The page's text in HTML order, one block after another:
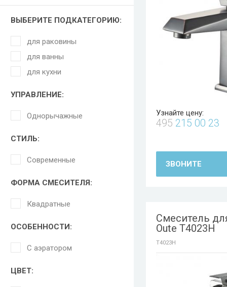
ВЫБЕРИТЕ ПОДКАТЕГОРИЮ:
для раковины
для ванны
для кухни
УПРАВЛЕНИЕ:
Однорычажные
СТИЛЬ:
Современные
ФОРМА СМЕСИТЕЛЯ:
Квадратные
ОСОБЕННОСТИ:
С аэратором
ЦВЕТ:
Узнайте цену:
495 215 00 23
ЗВОНИТЕ
Смеситель
Oute T4023H
T4023H